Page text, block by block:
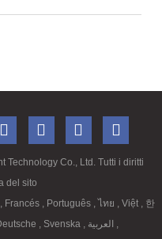
Technology Co., Ltd. Tutti i diritti
del sito
Francés Português ,ไทย Việt
한
Svenska